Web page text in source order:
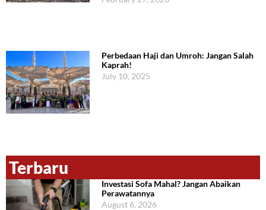
Perbedaan Haji dan Umroh: Jangan Salah
Kaprah!
July 10, 2025
Terbaru
Investasi Sofa Mahal? Jangan Abaikan
Perawatannya
August 6, 2026